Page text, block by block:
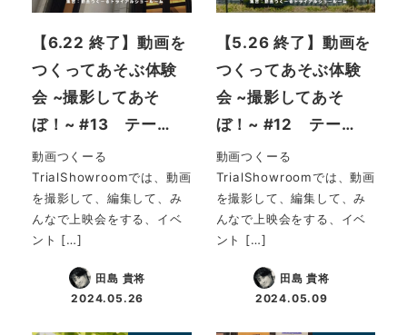
【6.22 終了】動画を
つくってあそぶ体験
会 ~撮影してあそ
ぼ！~ #13 テー…
動画つくーる
TrialShowroomでは、動画
を撮影して、編集して、み
んなで上映会をする、イベ
ント […]
田島 貴将
投稿日
2024.05.26
【5.26 終了】動画を
つくってあそぶ体験
会 ~撮影してあそ
ぼ！~ #12 テー…
動画つくーる
TrialShowroomでは、動画
を撮影して、編集して、み
んなで上映会をする、イベ
ント […]
田島 貴将
投稿日
2024.05.09